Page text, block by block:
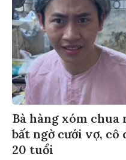
Bà hàng xóm chua
bất ngờ cưới vợ,
20 tuổi